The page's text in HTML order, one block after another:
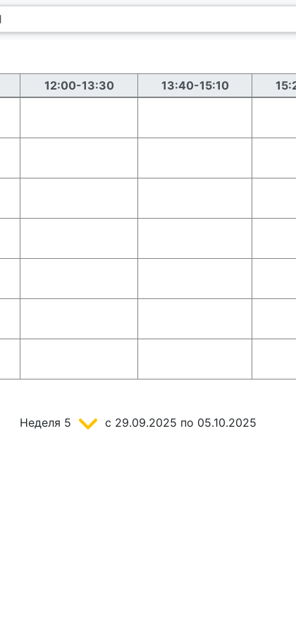
12:00-13:30 13:40-15:10
Неделя 5 c 29.09.2025 по 05.10.2025